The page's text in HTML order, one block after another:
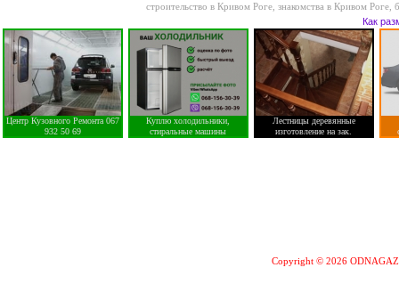
строительство в Кривом Роге знакомства в Кривом Роге
Как
Центр Кузовного Ремонта 067
932 50 69
Куплю холодильники,
стиральные машины
Лестницы деревянные
изготовление на зак.
Copyright © 2026